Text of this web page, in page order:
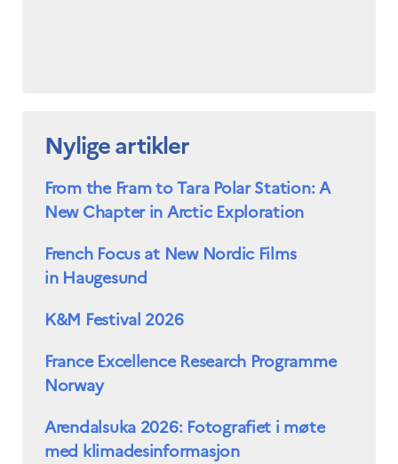
Nylige artikler
From the Fram to Tara Polar Station: A
New Chapter in Arctic Exploration
French Focus at New Nordic Films
in Haugesund
K&M Festival 2026
France Excellence Research Programme
Norway
Arendalsuka 2026: Fotografiet i møte
med klimadesinformasjon